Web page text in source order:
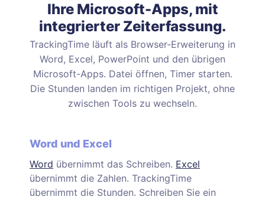
Ihre Microsoft-Apps, mit
integrierter Zeiterfassung.
TrackingTime läuft als Browser-Erweiterung in
Word, Excel, PowerPoint und den übrigen
Microsoft-Apps. Datei öffnen, Timer starten.
Die Stunden landen im richtigen Projekt, ohne
zwischen Tools zu wechseln.
Word und Excel
Word übernimmt das Schreiben. Excel
übernimmt die Zahlen. TrackingTime
übernimmt die Stunden. Schreiben Sie ein